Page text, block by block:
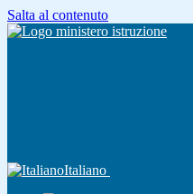
Salta al contenuto
Italiano